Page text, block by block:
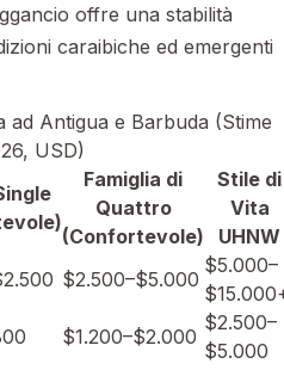
offre una stabilità
caraibiche ed emergenti
ad Antigua e Barbuda (Stime
USD)
Famiglia di
Quattro
(Confortevole)
Stile di
Vita
UHNW
$2.500–$5.000
$5.000–
$1.200–$2.000
$2.500–
$5.000